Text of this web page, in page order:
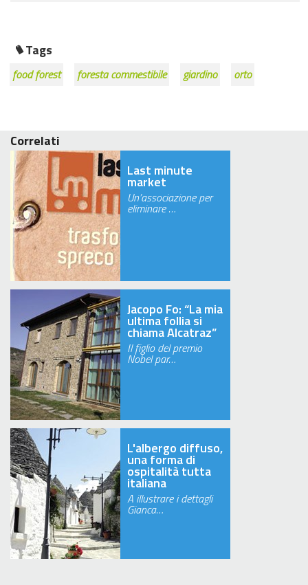
Tags
food forest foresta commestibile giardino orto
Correlati
Last minute
market
Un’associazione per
eliminare …
Jacopo Fo: “La mia
ultima follia si
chiama Alcatraz”
Il figlio del premio
Nobel par…
L'albergo diffuso,
una forma di
ospitalità tutta
italiana
A illustrare i dettagli
Gianca…